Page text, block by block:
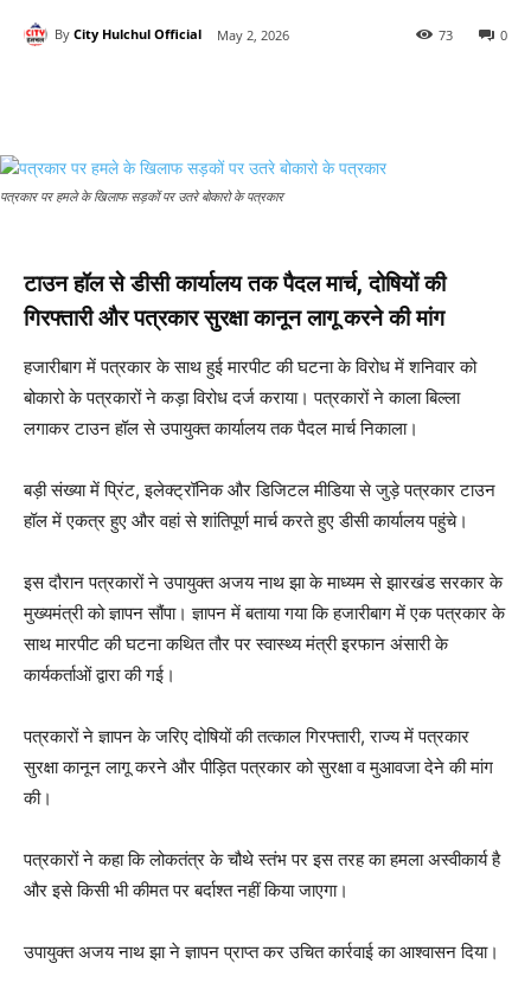
By City Hulchul Official May 2, 2026 0
73
पत्रकार पर हमले के खिलाफ सड़कों पर उतरे बोकारो के पत्रकार
टाउन हॉल से डीसी कार्यालय तक पैदल मार्च, दोषियों की
गिरफ्तारी और पत्रकार सुरक्षा कानून लागू करने की मांग
हजारीबाग में पत्रकार के साथ हुई मारपीट की घटना के विरोध में शनिवार को
बोकारो के पत्रकारों ने कड़ा विरोध दर्ज कराया। पत्रकारों ने काला बिल्ला
लगाकर टाउन हॉल से उपायुक्त कार्यालय तक पैदल मार्च निकाला।
बड़ी संख्या में प्रिंट, इलेक्ट्रॉनिक और डिजिटल मीडिया से जुड़े पत्रकार टाउन
हॉल में एकत्र हुए और वहां से शांतिपूर्ण मार्च करते हुए डीसी कार्यालय पहुंचे।
इस दौरान पत्रकारों ने उपायुक्त अजय नाथ झा के माध्यम से झारखंड सरकार के
मुख्यमंत्री को ज्ञापन सौंपा। ज्ञापन में बताया गया कि हजारीबाग में एक पत्रकार के
साथ मारपीट की घटना कथित तौर पर स्वास्थ्य मंत्री इरफान अंसारी के
कार्यकर्ताओं द्वारा की गई।
पत्रकारों ने ज्ञापन के जरिए दोषियों की तत्काल गिरफ्तारी, राज्य में पत्रकार
सुरक्षा कानून लागू करने और पीड़ित पत्रकार को सुरक्षा व मुआवजा देने की मांग
की।
पत्रकारों ने कहा कि लोकतंत्र के चौथे स्तंभ पर इस तरह का हमला अस्वीकार्य है
और इसे किसी भी कीमत पर बर्दाश्त नहीं किया जाएगा।
उपायुक्त अजय नाथ झा ने ज्ञापन प्राप्त कर उचित कार्रवाई का आश्वासन दिया।